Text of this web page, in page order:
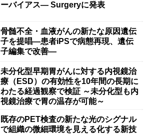
ーバイアス— Surgeryに発表
骨髄不全・血液がんの新たな原因遺伝
子を提唱―患者iPSで病態再現、遺伝
子編集で改善―
未分化型早期胃がんに対する内視鏡治
療（ESD）の有効性を10年間の長期に
わたる経過観察で検証 ～未分化型も内
視鏡治療で胃の温存が可能～
既存のPET検査の新たな光のシグナル
で組織の微細環境を見える化する新技